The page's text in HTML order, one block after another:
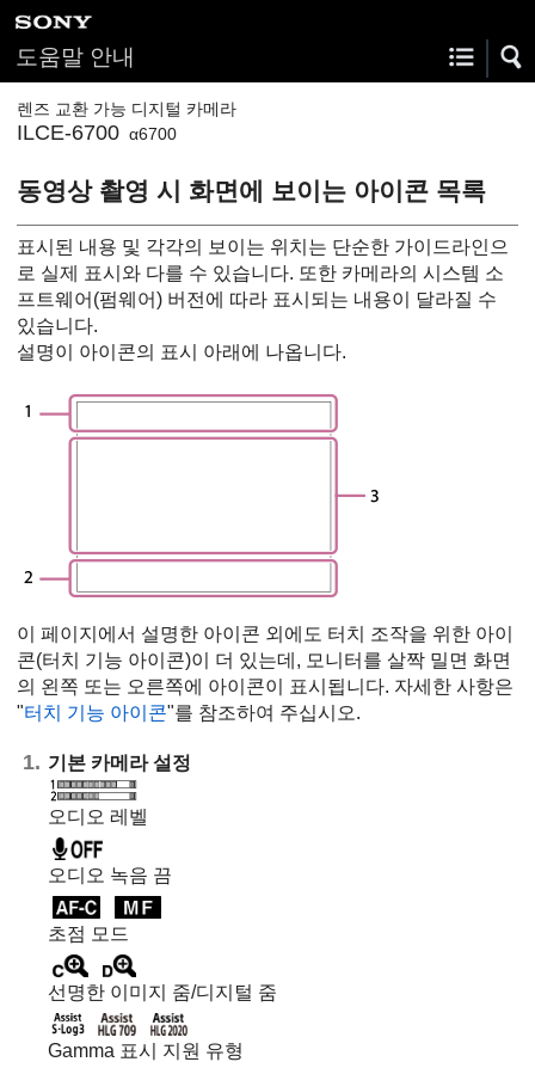
도움말 안내
렌즈 교환 가능 디지털 카메라
ILCE-6700 α6700
동영상 촬영 시 화면에 보이는 아이콘 목록
표시된 내용 및 각각의 보이는 위치는 단순한 가이드라인으
로 실제 표시와 다를 수 있습니다. 또한 카메라의 시스템 소
프트웨어(펌웨어) 버전에 따라 표시되는 내용이 달라질 수
있습니다.
설명이 아이콘의 표시 아래에 나옵니다.
이 페이지에서 설명한 아이콘 외에도 터치 조작을 위한 아이
콘(터치 기능 아이콘)이 더 있는데, 모니터를 살짝 밀면 화면
의 왼쪽 또는 오른쪽에 아이콘이 표시됩니다. 자세한 사항은
"터치 기능 아이콘"를 참조하여 주십시오.
기본 카메라 설정
오디오 레벨
오디오 녹음 끔
초점 모드
선명한 이미지 줌/디지털 줌
Gamma 표시 지원 유형